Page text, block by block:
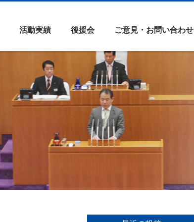
活動実績 後援会 ご意見・お問い合わせ